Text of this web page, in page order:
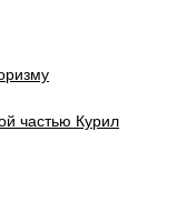
частью Курил